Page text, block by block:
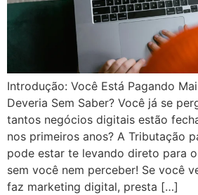
Introdução: Você Está Pagando
Deveria Sem Saber? Você já se
tantos negócios digitais estão
nos primeiros anos? A Tributação
pode estar te levando direto para
sem você nem perceber! Se você
faz marketing digital, presta […]